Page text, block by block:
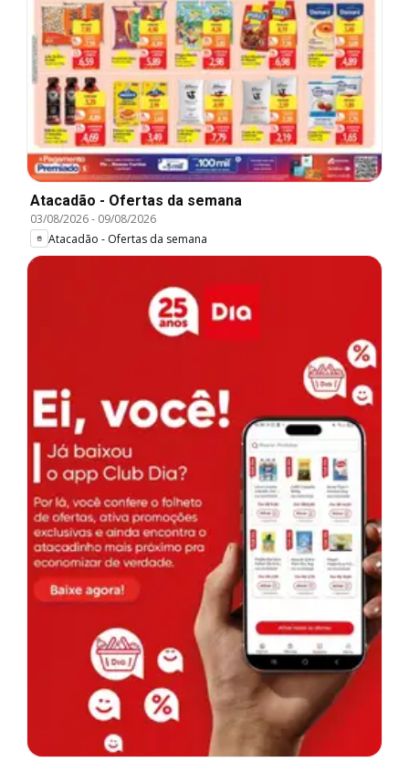
Atacadão - Ofertas da semana
03/08/2026- 09/08/2026
Atacadão - Ofertas da semana